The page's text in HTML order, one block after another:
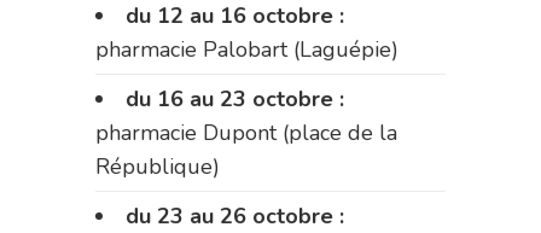
du 12 au 16 octobre :
pharmacie Palobart (Laguépie)
du 16 au 23 octobre :
pharmacie Dupont (place de la
République)
du 23 au 26 octobre :